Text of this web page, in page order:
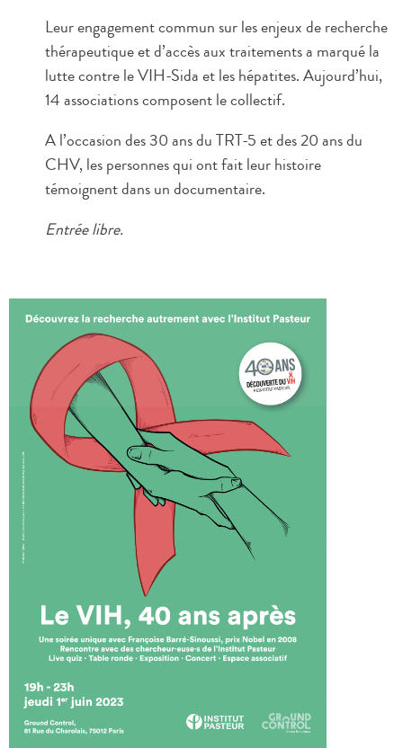
Leur engagement commun sur les enjeux de recherche
thérapeutique et d’accès aux traitements a marqué la
lutte contre le VIH-Sida et les hépatites. Aujourd’hui,
14 associations composent le collectif.
A l’occasion des 30 ans du TRT-5 et des 20 ans du
CHV, les personnes qui ont fait leur histoire
témoignent dans un documentaire.
Entrée libre.